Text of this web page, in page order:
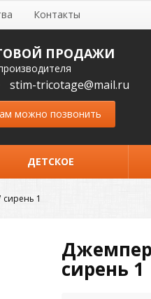
Контакты
ПРОДАЖИ
stim-tricotage@mail.ru
можно позвонить
ДЕТСКОЕ
1
Джемпер
сирень 1